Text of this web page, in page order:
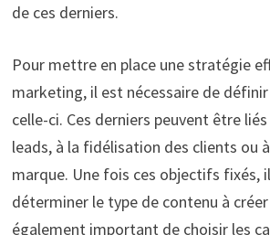
de ces derniers.
Pour mettre en place une stratégie
marketing, il est nécessaire de
celle-ci. Ces derniers peuvent être
leads, à la fidélisation des clients ou
marque. Une fois ces objectifs fixés,
déterminer le type de contenu à
également important de choisir les